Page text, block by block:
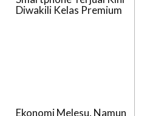
Diwakili Kelas Premium
Ekonomi Melesu, Namun